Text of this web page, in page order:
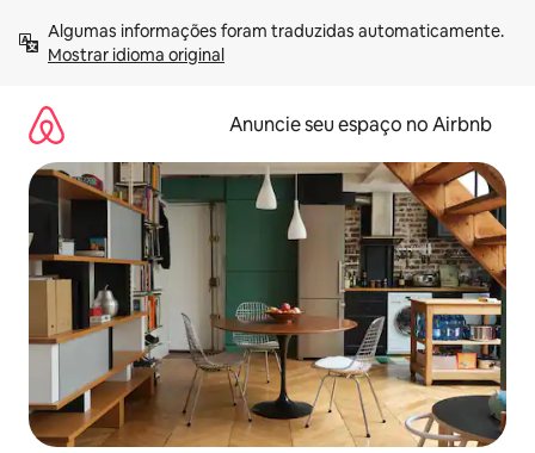
para
Mostrar idioma original
Anuncie seu espaço no Airbnb